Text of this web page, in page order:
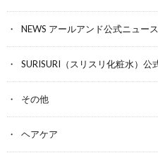
NEWS アールアンド公式ニュー
SURISURI（スリスリ化粧水）公
その他
ヘアケア